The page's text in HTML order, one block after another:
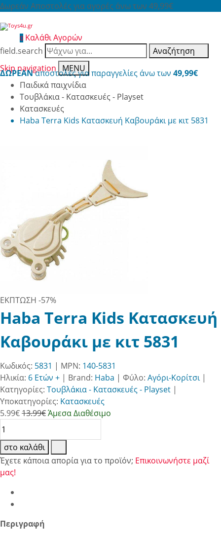
Δωρεάν Αποστολές για αγορές άνω των 49,99€
0 Καλάθι Αγορών
field.search
Αναζήτηση
Skip navigation
MENU
ΔΩΡΕΑΝαποστολές για παραγγελίες άνω των 49,99€
Παιδικά παιχνίδια
Τουβλάκια - Κατασκευές - Playset
Κατασκευές
Haba Terra Kids Κατασκευή Καβουράκι με κιτ 5831
ΕΚΠΤΩΣΗ -57%
Haba Terra Kids Κατασκευή
Καβουράκι με κιτ 5831
Κωδικός: 5831 | MPN: 140-5831
Ηλικία: 6 Ετών + | Brand: Haba | Φύλο: Αγόρι-Κορίτσι|
Κατηγορίες: Τουβλάκια - Κατασκευές - Playset |
Υποκατηγορίες: Κατασκευές
5.99€13.99€Άμεσα Διαθέσιμο
στο καλάθι
Έχετε κάποια απορία για το προϊόν; Επικοινωνήστε μαζί
μας!
Περιγραφή